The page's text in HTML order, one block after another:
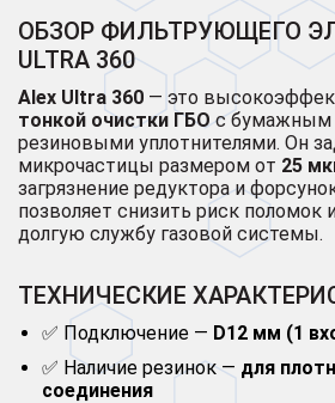
ОБЗОР ФИЛЬТРУЮЩЕГО
ULTRA 360
Alex Ultra 360 — это
тонкой очистки ГБОс бумажным
резиновыми уплотнителями. Он
микрочастицы размером от 25
загрязнение редуктора и
позволяет снизить риск поломок
долгую службу газовой системы.
ТЕХНИЧЕСКИЕ
✅ Подключение — D12 мм (1
✅ Наличие резинок — для
соединения